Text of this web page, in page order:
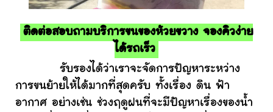
ติดต่อสอบถามบริการขนของห้วยขวาง จองคิวง่าย
ได้รถเร็ว
รับรองได้ว่าเราจะจัดการปัญหาระหว่าง
การขนย้ายให้ได้มากที่สุดครับ ทั้งเรื่อง ดิน ฟ้า
อากาศ อย่างเช่น ช่วงฤดูฝนที่จะมีปัญหาเรื่องของน้ำ